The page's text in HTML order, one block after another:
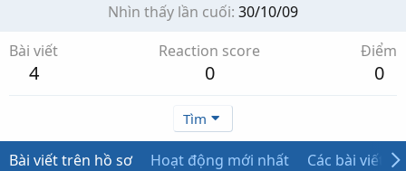
Nhìn thấy lần cuối 30/10/09
Bài viết
4
Reaction score
0
Điểm
0
Tìm
Bài viết trên hồ sơ Hoạt động mới nhất Các bài viết